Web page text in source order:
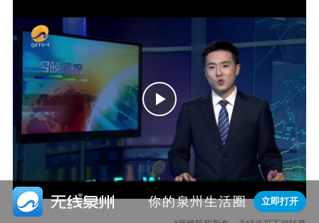
 你的泉州生活圈 立即打开
Play
Video